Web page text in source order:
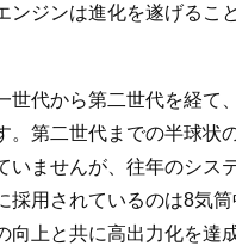
ンジンは進化を遂げるこ
世代から第二世代を経て
。第二世代までの半球状
いませんが、往年のシス
採用されているのは8気
向上と共に高出力化を達